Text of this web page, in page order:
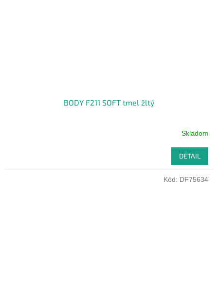
BODY F211 SOFT tmel žltý
Skladom
DETAIL
Kód: DF75634